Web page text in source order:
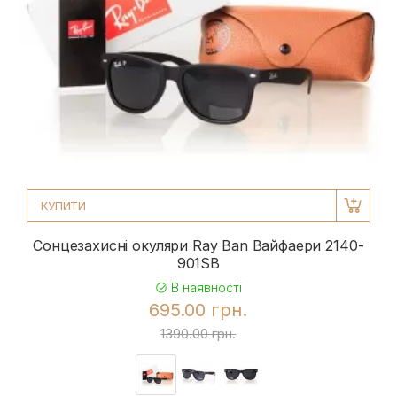
КУПИТИ
Сонцезахисні окуляри Ray Ban Вайфаери 2140-
901SB
В наявності
695.00 грн.
1390.00 грн.